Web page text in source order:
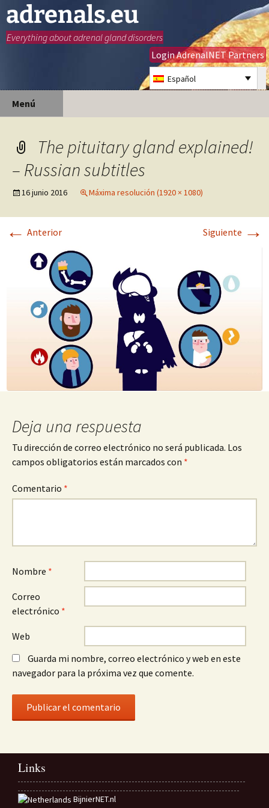
adrenals.eu
Everything about adrenal gland disorders
Login AdrenalNET Partners
Español
Menú
The pituitary gland explained!
– Russian subtitles
16 junio 2016 Máxima resolución (1920 × 1080)
← Anterior Siguiente →
Deja una respuesta
Tu dirección de correo electrónico no será publicada. Los
campos obligatorios están marcados con *
Comentario *
Nombre *
Correo
electrónico *
Web
Guarda mi nombre, correo electrónico y web en este
navegador para la próxima vez que comente.
Links
BijnierNET.nl